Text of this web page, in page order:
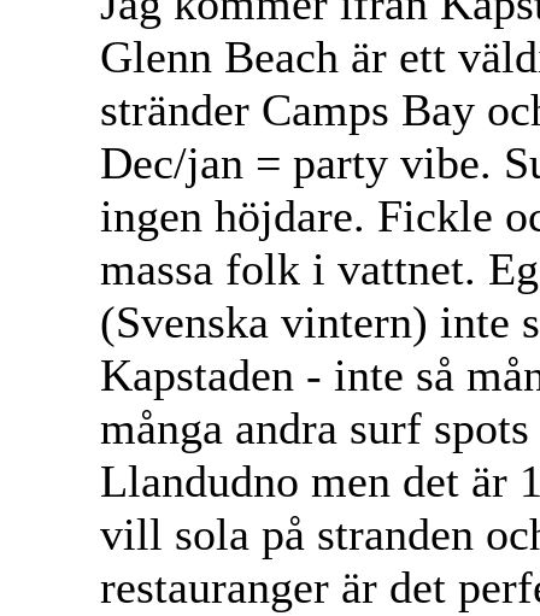
Glenn Beach är ett
stränder Camps Bay
Dec/jan = party vibe.
ingen höjdare. Fickle
massa folk i vattnet.
(Svenska vintern) inte
Kapstaden - inte så
många andra surf
Llandudno men det är
vill sola på stranden
restauranger är det